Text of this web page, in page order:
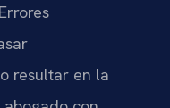
resultar en la